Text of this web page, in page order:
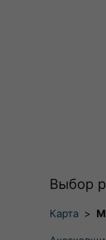
Выбор
Карта >